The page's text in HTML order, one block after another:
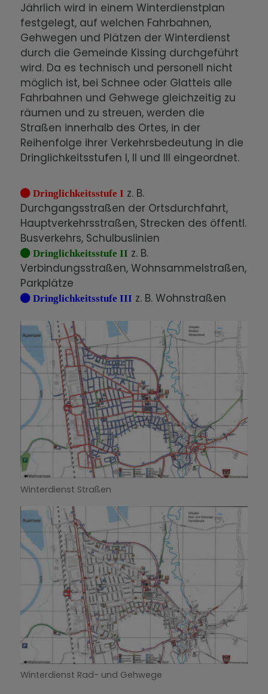
Jährlich wird in einem Winterdienstplan
festgelegt, auf welchen Fahrbahnen,
Gehwegen und Plätzen der Winterdienst
durch die Gemeinde Kissing durchgeführt
wird. Da es technisch und personell nicht
möglich ist, bei Schnee oder Glatteis alle
Fahrbahnen und Gehwege gleichzeitig zu
räumen und zu streuen, werden die
Straßen innerhalb des Ortes, in der
Reihenfolge ihrer Verkehrsbedeutung in die
Dringlichkeitsstufen I, II und III eingeordnet.
Dringlichkeitsstufe I z. B.
Durchgangsstraßen der Ortsdurchfahrt,
Hauptverkehrsstraßen, Strecken des öffentl.
Busverkehrs, Schulbuslinien
Dringlichkeitsstufe II z. B.
Verbindungsstraßen, Wohnsammelstraßen,
Parkplätze
Dringlichkeitsstufe III z. B. Wohnstraßen
Gemeinde Kissing
Winterdienst Straßen
Gemeinde Kissing
Winterdienst Rad- und Gehwege